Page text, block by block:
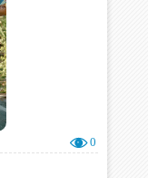
0